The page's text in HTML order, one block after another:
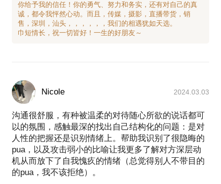
你给予我的信任！你的勇气、努力和务实，还有对自己的真
诚，都令我怦然心动。而且，传媒，摄影，直播带货，销
售，深圳，汕头，，，，，，我们的相遇犹如天选。
Nicole 2024.03.03
沟通很舒服，有种被温柔的对待随心所欲的说话都可
以的氛围，感触最深的找出自己结构化的问题：是对
人性的把握还是识别情绪上。帮助我识别了很隐晦的
pua，以及攻击弱小的比喻让我更多了解对方深层动
机从而放下了自我愧疚的情绪（总觉得别人不带目的
的pua，我不该拒绝）。